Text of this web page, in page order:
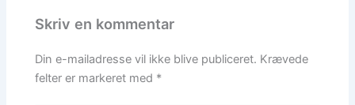
Skriv en kommentar
Din e-mailadresse vil ikke blive publiceret. Krævede
felter er markeret med *